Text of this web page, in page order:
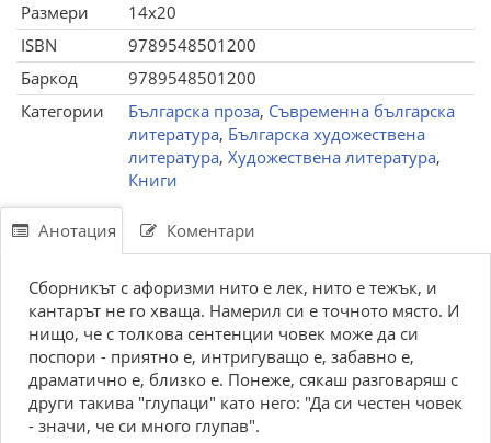
Размери
14x20
ISBN
9789548501200
Баркод
9789548501200
Категории
Българска проза, Съвременна българска
литература, Българска художествена
литература, Художествена литература,
Книги
Анотация Коментари
Сборникът с афоризми нито е лек, нито е тежък, и
кантарът не го хваща. Намерил си е точното място. И
нищо, че с толкова сентенции човек може да си
поспори - приятно е, интригуващо е, забавно е,
драматично е, близко е. Понеже, сякаш разговаряш с
други такива "глупаци" като него: "Да си честен човек
- значи, че си много глупав".